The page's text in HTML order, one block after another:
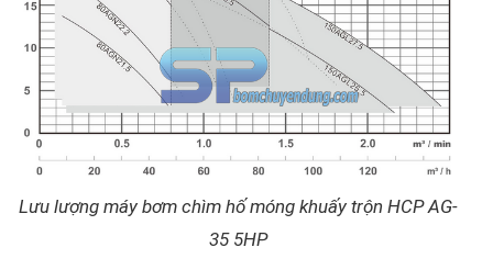
Lưu lượng máy bơm chìm hố móng khuấy trộn HCP AG-
35 5HP